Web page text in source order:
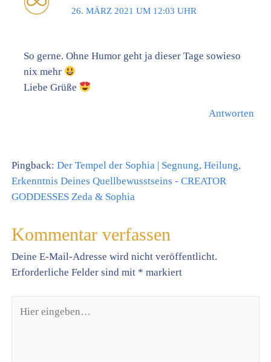
26. MÄRZ 2021 UM 12:03 UHR
So gerne. Ohne Humor geht ja dieser Tage sowieso
nix mehr
Liebe Grüße
Antworten
Pingback:Der Tempel der Sophia | Segnung, Heilung,
Erkenntnis Deines Quellbewusstseins - CREATOR
GODDESSES Zeda & Sophia
Kommentar verfassen
Deine E-Mail-Adresse wird nicht veröffentlicht.
Erforderliche Felder sind mit * markiert
eingeben…